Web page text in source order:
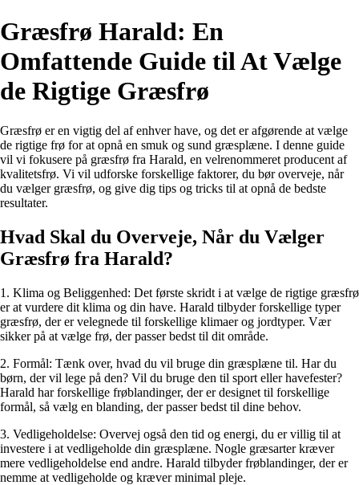
Græsfrø Harald: En
Omfattende Guide til At Vælge
de Rigtige Græsfrø
Græsfrø er en vigtig del af enhver have, og det er afgørende at vælge
de rigtige frø for at opnå en smuk og sund græsplæne. I denne guide
vil vi fokusere på græsfrø fra Harald, en velrenommeret producent af
kvalitetsfrø. Vi vil udforske forskellige faktorer, du bør overveje, når
du vælger græsfrø, og give dig tips og tricks til at opnå de bedste
resultater.
Hvad Skal du Overveje, Når du Vælger
Græsfrø fra Harald?
1. Klima og Beliggenhed: Det første skridt i at vælge de rigtige græsfrø
er at vurdere dit klima og din have. Harald tilbyder forskellige typer
græsfrø, der er velegnede til forskellige klimaer og jordtyper. Vær
sikker på at vælge frø, der passer bedst til dit område.
2. Formål: Tænk over, hvad du vil bruge din græsplæne til. Har du
børn, der vil lege på den? Vil du bruge den til sport eller havefester?
Harald har forskellige frøblandinger, der er designet til forskellige
formål, så vælg en blanding, der passer bedst til dine behov.
3. Vedligeholdelse: Overvej også den tid og energi, du er villig til at
investere i at vedligeholde din græsplæne. Nogle græsarter kræver
mere vedligeholdelse end andre. Harald tilbyder frøblandinger, der er
nemme at vedligeholde og kræver minimal pleje.